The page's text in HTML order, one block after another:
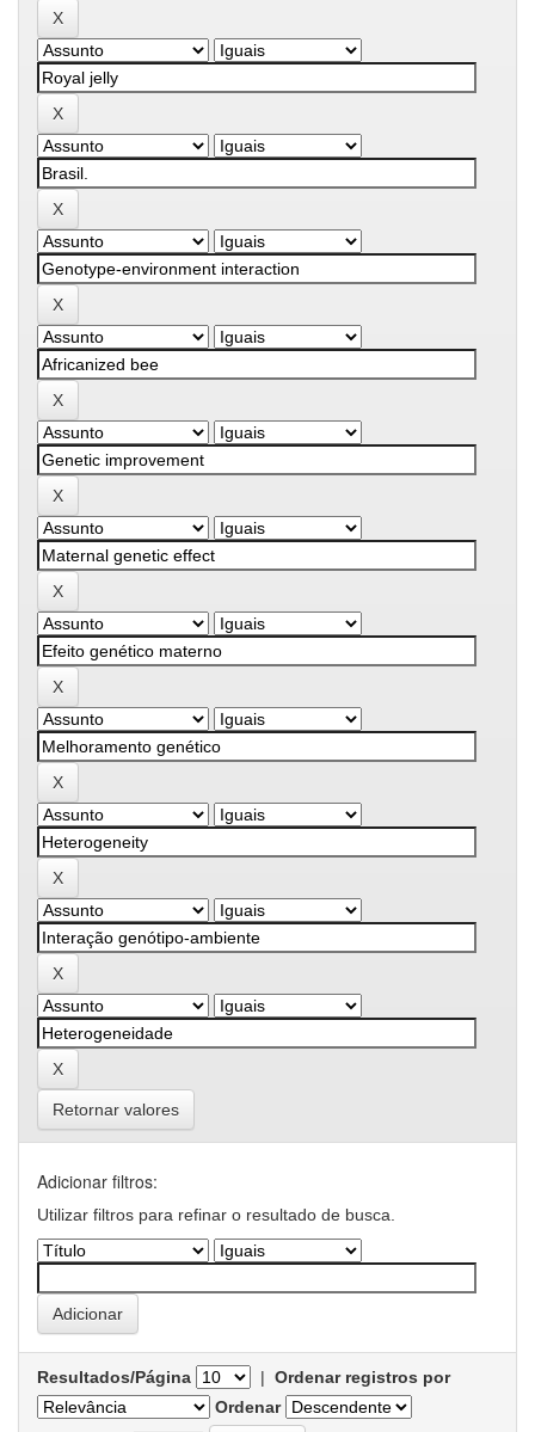
Retornar valores
Adicionar filtros:
Utilizar filtros para refinar o resultado de busca.
Resultados/Página | Ordenar registros por
Ordenar